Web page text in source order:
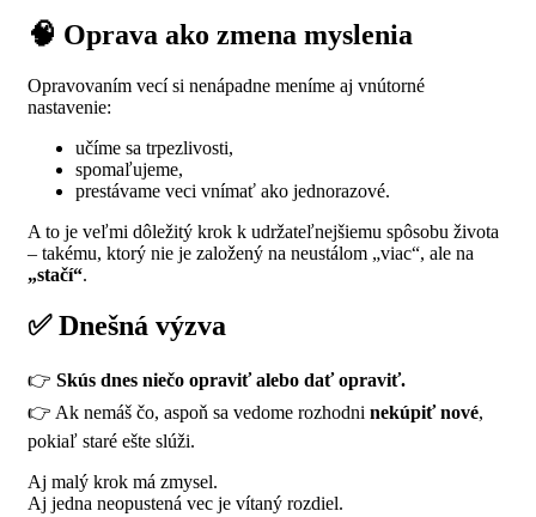
🧠 Oprava ako zmena myslenia
Opravovaním vecí si nenápadne meníme aj vnútorné
nastavenie:
učíme sa trpezlivosti,
spomaľujeme,
prestávame veci vnímať ako jednorazové.
A to je veľmi dôležitý krok k udržateľnejšiemu spôsobu života
– takému, ktorý nie je založený na neustálom „viac“, ale na
„stačí“.
✅ Dnešná výzva
👉 Skús dnes niečo opraviť alebo dať opraviť.
👉 Ak nemáš čo, aspoň sa vedome rozhodni nekúpiť nové,
pokiaľ staré ešte slúži.
Aj malý krok má zmysel.
Aj jedna neopustená vec je vítaný rozdiel.